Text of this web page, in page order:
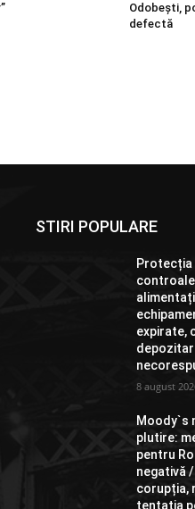
Odobești,
defectă
STIRI POPULARE
Protecția
expirate,
8 august
Moody`s
plutire:
pentru
negativă
corupția,
tentația